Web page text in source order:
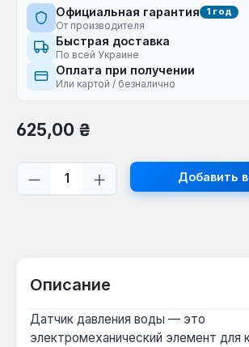
Официальная гарантия 1 год
От производителя
Быстрая доставка
По всей Украине
Оплата при получении
Или картой / безналично
Обычная цена:
625,00 ₴
Количество продукта:
Добавить
Описание
Датчик давления воды — это
электромеханический элемент для